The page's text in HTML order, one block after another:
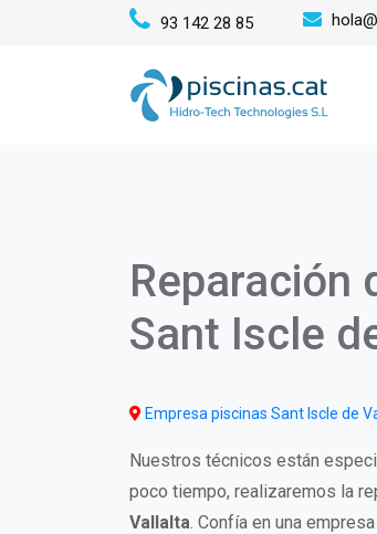
93 142 28 85
Reparación
Sant Iscle
Empresa piscinas Sant Iscle de
Nuestros técnicos están
poco tiempo, realizaremos la
Vallalta. Confía en una